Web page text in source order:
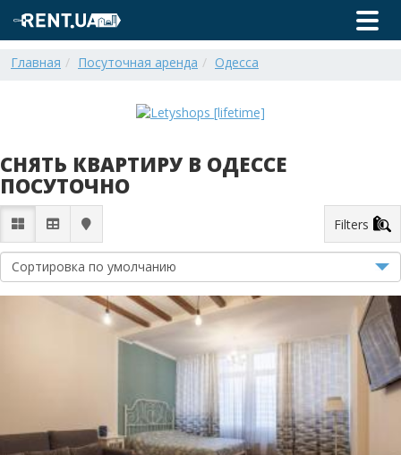
Главная Посуточная аренда Одесса
СНЯТЬ КВАРТИРУ В ОДЕССЕ
ПОСУТОЧНО
Filters